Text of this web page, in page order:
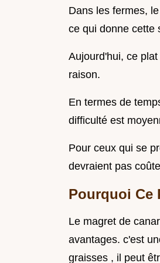
Dans les fermes,
ce qui donne cette
Aujourd'hui, ce
raison.
En termes de
difficulté est
Pour ceux qui se
devraient pas
Pourquoi Ce
Le magret de
avantages. c'est
graisses , il peut